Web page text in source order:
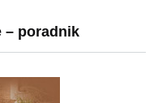
– poradnik